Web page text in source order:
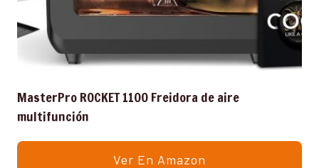
MasterPro ROCKET 1100 Freidora de aire
multifunción
Ver En Amazon